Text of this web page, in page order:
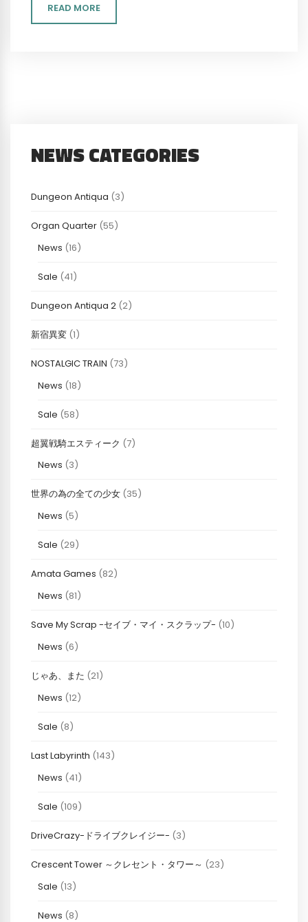
READ MORE
NEWS CATEGORIES
Dungeon Antiqua (3)
Organ Quarter (55)
News (16)
Sale (41)
Dungeon Antiqua 2 (2)
新宿異変 (1)
NOSTALGIC TRAIN (73)
News (18)
Sale (58)
超翼戦騎エスティーク (7)
News (3)
世界の為の全ての少女 (35)
News (5)
Sale (29)
Amata Games (82)
News (81)
Save My Scrap -セイブ・マイ・スクラップ- (10)
News (6)
じゃあ、また (21)
News (12)
Sale (8)
Last Labyrinth (143)
News (41)
Sale (109)
DriveCrazy-ドライブクレイジー- (3)
Crescent Tower ～クレセント・タワー～ (23)
Sale (13)
News (8)